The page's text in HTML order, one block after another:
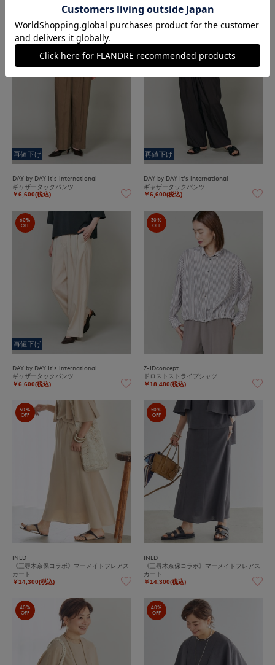
￥15,180(税込)
60%
OFF
再値下げ
DAY by DAY It's international
ギャザータックパンツ
￥6,600(税込)
60%
再値下げ
DAY by DAY It's international
ギャザータックパンツ
￥6,600(税込)
60%
OFF
再値下げ
DAY by DAY It's international
ギャザータックパンツ
￥6,600(税込)
30%
OFF
7-IDconcept.
ドロストストライプシャツ
￥18,480(税込)
50%
OFF
INED
《三尋木奈保コラボ》マーメイドフレアス
カート
￥14,300(税込)
50%
OFF
INED
《三尋木奈保コラボ》マーメイドフレアス
カート
￥14,300(税込)
40%
OFF
40%
OFF